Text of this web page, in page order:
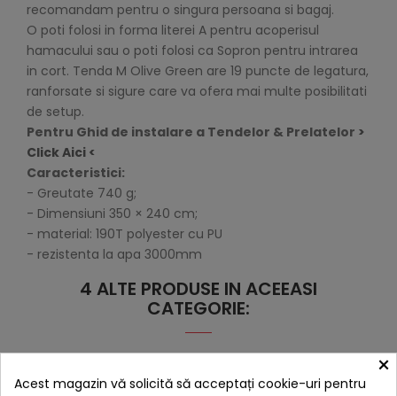
recomandam pentru o singura persoana si bagaj.
O poti folosi in forma literei A pentru acoperisul
hamacului sau o poti folosi ca Sopron pentru intrarea
in cort. Tenda M Olive Green are 19 puncte de legatura,
ranforsate si sigure care va ofera mai multe posibilitati
de setup.
Pentru Ghid de instalare a Tendelor & Prelatelor >
Click Aici <
Caracteristici:
- Greutate 740 g;
- Dimensiuni 350 × 240 cm;
- material: 190T polyester cu PU
- rezistenta la apa 3000mm
4 ALTE PRODUSE IN ACEEASI
CATEGORIE:
×
Acest magazin vă solicită să acceptați cookie-uri pentru